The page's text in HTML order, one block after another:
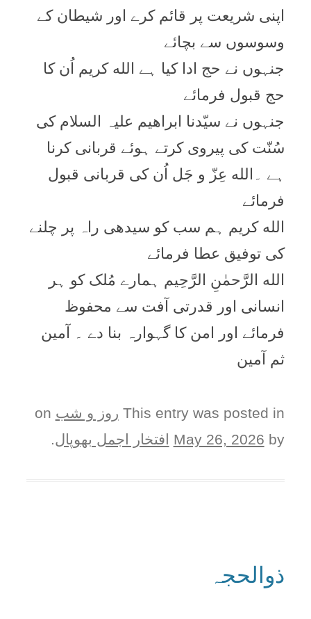
اپنی شريعت پر قائم کرے اور شيطان کے
وسوسوں سے بچائے
جنہوں نے حج ادا کیا ہے الله کریم اُن کا
حج قبول فرمائے
جنہوں نے سیّدنا ابراھیم علیہ السلام کی
سُنّت کی پيروی کرتے ہوئے قربانی کرنا
ہے ۔الله عِزّ و جَل اُن کی قربانی قبول
فرمائے
الله کریم ہم سب کو سیدھی راہ پر چلنے
کی توفیق عطا فرمائے
الله الرَّحمٰنِ الرَّحِیم ہمارے مُلک کو ہر
انسانی اور قدرتی آفت سے محفوظ
فرمائے اور امن کا گہوارہ بنا دے ۔ آمین
ثم آمین
This entry was posted in روز و شب
May 26, 2026 by افتخار اجمل بھوپال.
ذوالحجہ